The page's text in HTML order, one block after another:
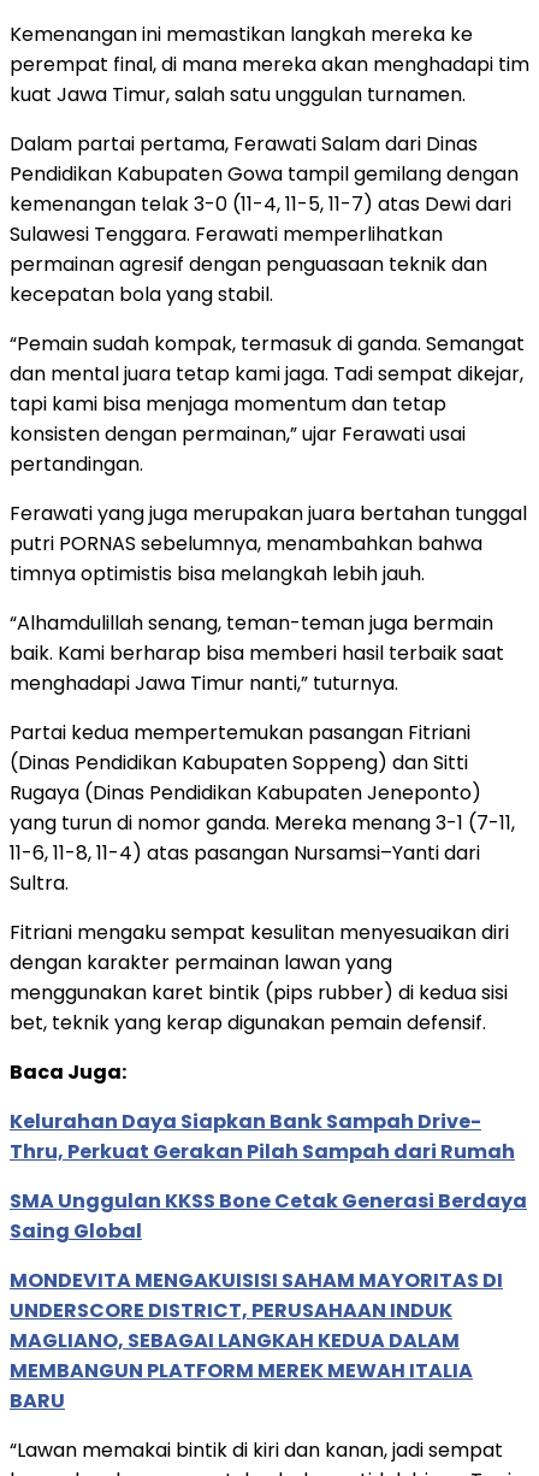
Kemenangan ini memastikan langkah mereka ke
perempat final, di mana mereka akan menghadapi tim
kuat Jawa Timur, salah satu unggulan turnamen.
Dalam partai pertama, Ferawati Salam dari Dinas
Pendidikan Kabupaten Gowa tampil gemilang dengan
kemenangan telak 3-0 (11-4, 11-5, 11-7) atas Dewi dari
Sulawesi Tenggara. Ferawati memperlihatkan
permainan agresif dengan penguasaan teknik dan
kecepatan bola yang stabil.
“Pemain sudah kompak, termasuk di ganda. Semangat
dan mental juara tetap kami jaga. Tadi sempat dikejar,
tapi kami bisa menjaga momentum dan tetap
konsisten dengan permainan,” ujar Ferawati usai
pertandingan.
Ferawati yang juga merupakan juara bertahan tunggal
putri PORNAS sebelumnya, menambahkan bahwa
timnya optimistis bisa melangkah lebih jauh.
“Alhamdulillah senang, teman-teman juga bermain
baik. Kami berharap bisa memberi hasil terbaik saat
menghadapi Jawa Timur nanti,” tuturnya.
Partai kedua mempertemukan pasangan Fitriani
(Dinas Pendidikan Kabupaten Soppeng) dan Sitti
Rugaya (Dinas Pendidikan Kabupaten Jeneponto)
yang turun di nomor ganda. Mereka menang 3-1 (7-11,
11-6, 11-8, 11-4) atas pasangan Nursamsi–Yanti dari
Sultra.
Fitriani mengaku sempat kesulitan menyesuaikan diri
dengan karakter permainan lawan yang
menggunakan karet bintik (pips rubber) di kedua sisi
bet, teknik yang kerap digunakan pemain defensif.
Baca Juga:
Kelurahan Daya Siapkan Bank Sampah Drive-
Thru, Perkuat Gerakan Pilah Sampah dari Rumah
SMA Unggulan KKSS Bone Cetak Generasi Berdaya
Saing Global
MONDEVITA MENGAKUISISI SAHAM MAYORITAS DI
UNDERSCORE DISTRICT, PERUSAHAAN INDUK
MAGLIANO, SEBAGAI LANGKAH KEDUA DALAM
MEMBANGUN PLATFORM MEREK MEWAH ITALIA
BARU
“Lawan memakai bintik di kiri dan kanan, jadi sempat